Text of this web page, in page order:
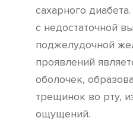
сахарного
с недостаточной
поджелудочной
проявлений
оболочек,
трещинок во рту,
ощущений.